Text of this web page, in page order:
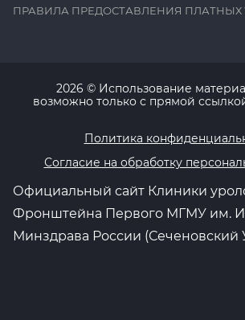
ПРАВИЛА ПРЕДОСТАВЛЕНИЯ ПЛАТНЫХ
2026 © Использование
возможно только с прямой
Политика
Согласие на обработку
Официальный сайт Клиники
Фронштейна Первого МГМУ им.
Минздрава России (Сеченовский